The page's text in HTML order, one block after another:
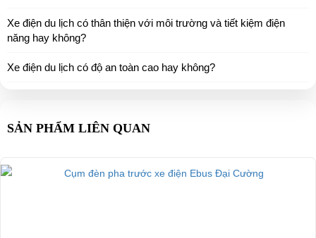
Xe điện du lịch có thân thiện với môi trường và tiết kiệm điện
năng hay không?
Xe điện du lịch có độ an toàn cao hay không?
SẢN PHẨM LIÊN QUAN